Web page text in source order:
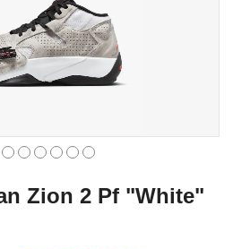
Zion 2 Pf "White"